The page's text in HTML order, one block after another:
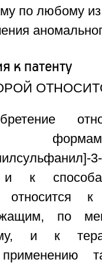
по любому
к патенту
и к
относится к
по
и к
применению